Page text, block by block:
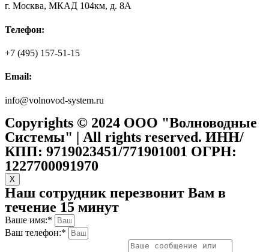
г. Москва, МКАД 104км, д. 8А
Телефон:
+7 (495) 157-51-15
Email:
info@volnovod-system.ru
Copyrights © 2024 ООО "Волноводные
Системы" | All rights reserved. ИНН/
КПП: 9719023451/771901001 ОГРН:
1227700091970
X
Наш сотрудник перезвонит Вам в
течение 15 минут
Ваше имя:*
Ваш телефон:*